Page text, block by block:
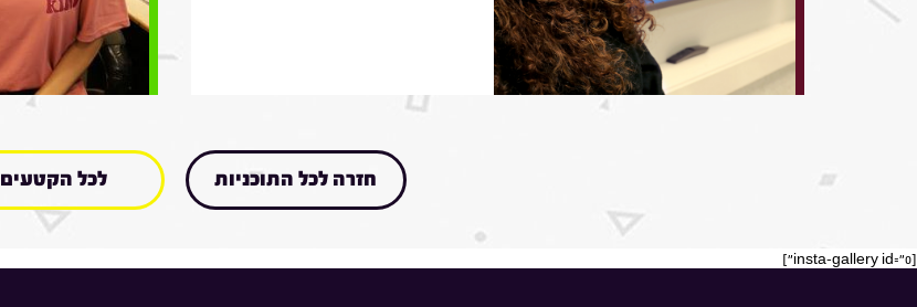
חזרה לכל התוכניות לכל הקטעים
[insta-gallery id="0"]